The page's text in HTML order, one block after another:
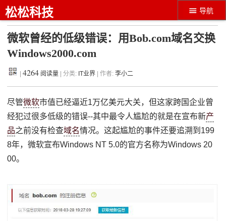
导航
松松科技
微软曾经的低级错误：用Bob.com域名交换
Windows2000.com
|4264 阅读量 | 分类: IT业界 | 作者:李小二
尽管微软市值已经逼近1万亿美元大关，但这家跨国企业曾
经犯过很多低级的错误--其中最令人尴尬的就是在宣布新产
品之前没有检查域名情况。这起尴尬的事件还要追溯到199
8年，微软宣布Windows NT 5.0的官方名称为Windows 20
00。